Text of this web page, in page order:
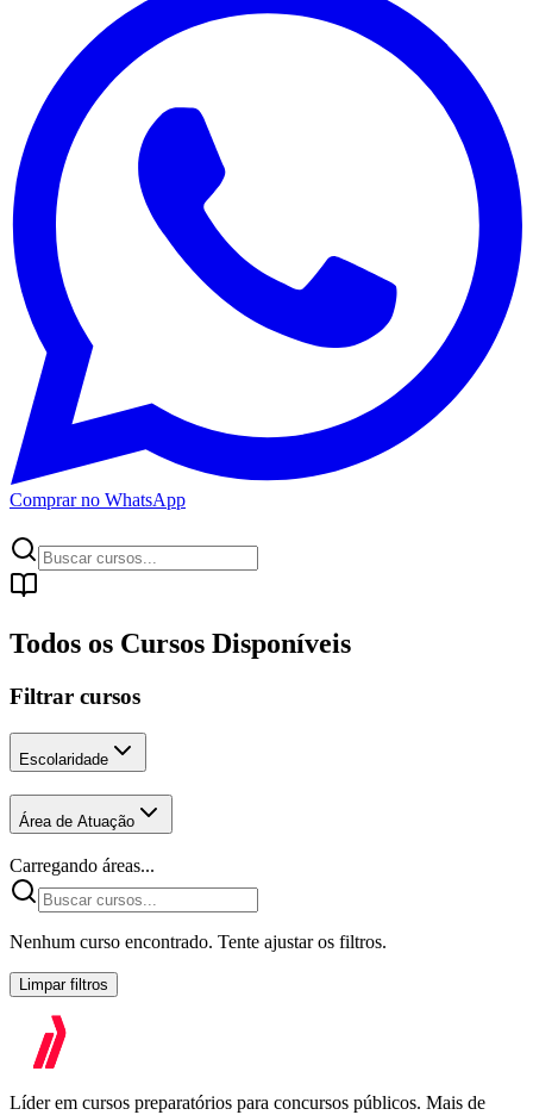
Comprar no WhatsApp
Todos os Cursos Disponíveis
Filtrar cursos
Escolaridade
Área de Atuação
Carregando áreas...
Nenhum curso encontrado. Tente ajustar os filtros.
Limpar filtros
Líder em cursos preparatórios para concursos públicos. Mais de